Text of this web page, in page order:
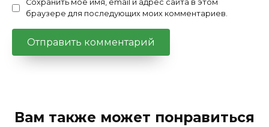
Сохранить моё имя, email и адрес сайта в этом
браузере для последующих моих комментариев.
Вам также может понравиться